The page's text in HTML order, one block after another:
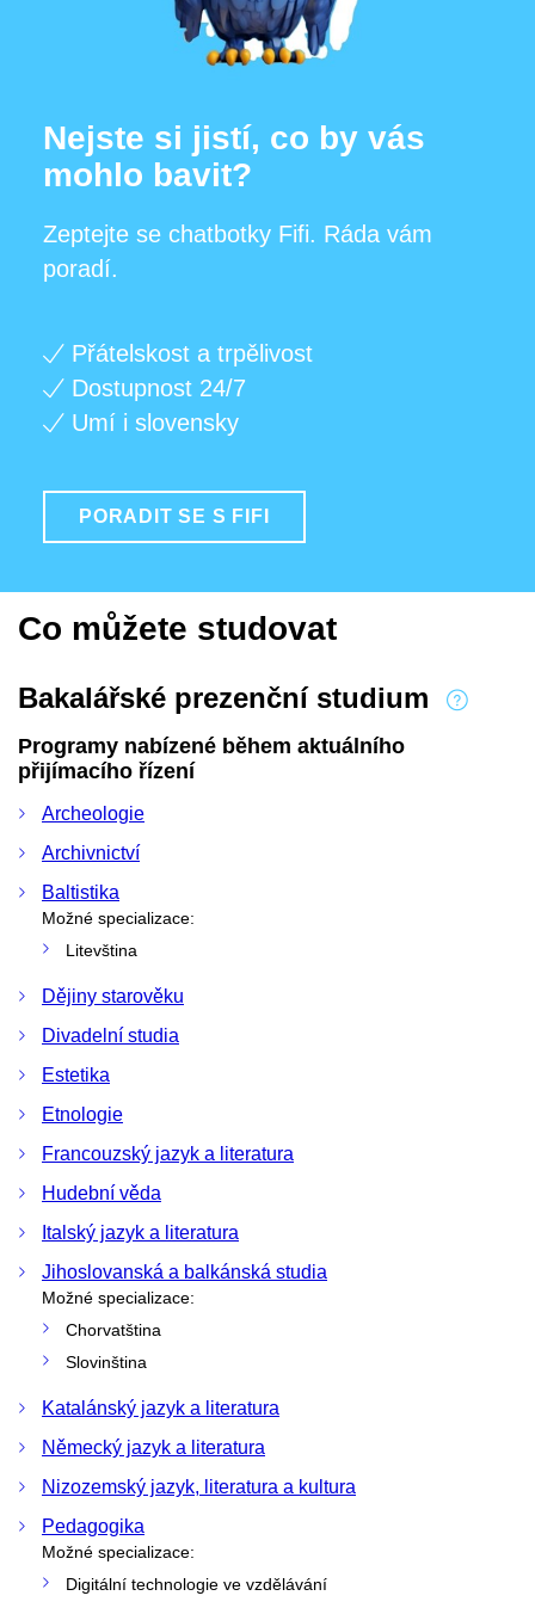
Nejste si jistí, co by vás
mohlo bavit?
Zeptejte se chatbotky Fifi. Ráda vám
poradí.
Přátelskost a trpělivost
Dostupnost 24/7
Umí i slovensky
PORADIT SE S FIFI
Co můžete studovat
Bakalářské prezenční studium
Programy nabízené během aktuálního
přijímacího řízení
Archeologie
Archivnictví
Baltistika
Možné specializace:
Litevština
Dějiny starověku
Divadelní studia
Estetika
Etnologie
Francouzský jazyk a literatura
Hudební věda
Italský jazyk a literatura
Jihoslovanská a balkánská studia
Možné specializace:
Chorvatština
Slovinština
Katalánský jazyk a literatura
Německý jazyk a literatura
Nizozemský jazyk, literatura a kultura
Pedagogika
Možné specializace:
Digitální technologie ve vzdělávání